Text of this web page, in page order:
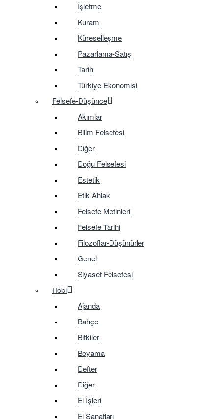
İşletme
Kuram
Küreselleşme
Pazarlama-Satış
Tarih
Türkiye Ekonomisi
Felsefe-Düşünce
Akımlar
Bilim Felsefesi
Diğer
Doğu Felsefesi
Estetik
Etik-Ahlak
Felsefe Metinleri
Felsefe Tarihi
Filozoflar-Düşünürler
Genel
Siyaset Felsefesi
Hobi
Ajanda
Bahçe
Bitkiler
Boyama
Defter
Diğer
El İşleri
El Sanatları